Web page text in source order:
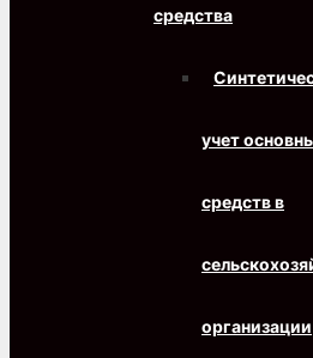
средства
учет
средств в
организации